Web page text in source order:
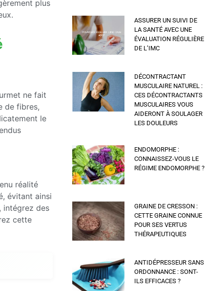
plus
ne fait
de fibres,
le
réalité
évitant ainsi
intégrez des
cette
ASSURER UN SUIVI DE
LA SANTÉ AVEC UNE
ÉVALUATION RÉGULIÈRE
DE L’IMC
DÉCONTRACTANT
MUSCULAIRE NATUREL :
CES DÉCONTRACTANTS
MUSCULAIRES VOUS
AIDERONT À SOULAGER
LES DOULEURS
ENDOMORPHE :
CONNAISSEZ-VOUS LE
RÉGIME ENDOMORPHE ?
GRAINE DE CRESSON :
CETTE GRAINE CONNUE
POUR SES VERTUS
THÉRAPEUTIQUES
ANTIDÉPRESSEUR SANS
ORDONNANCE : SONT-
ILS EFFICACES ?